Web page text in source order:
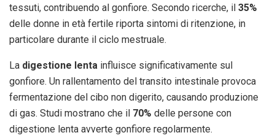
tessuti, contribuendo al gonfiore. Secondo ricerche, il 35%
delle donne in età fertile riporta sintomi di ritenzione, in
particolare durante il ciclo mestruale.
La digestione lenta influisce significativamente sul
gonfiore. Un rallentamento del transito intestinale provoca
fermentazione del cibo non digerito, causando produzione
di gas. Studi mostrano che il 70% delle persone con
digestione lenta avverte gonfiore regolarmente.